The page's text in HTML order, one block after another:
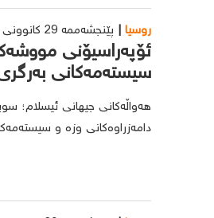
روسیا پێنجشەممە 29 کانوونی یەکەم 2022 - 21:33
ئۆپەراسیۆنی
سیستەمەکانی بەرگری
هەواڵەکانی جیهانی ئیسلام؛
دامەزراوەکانی وزە و